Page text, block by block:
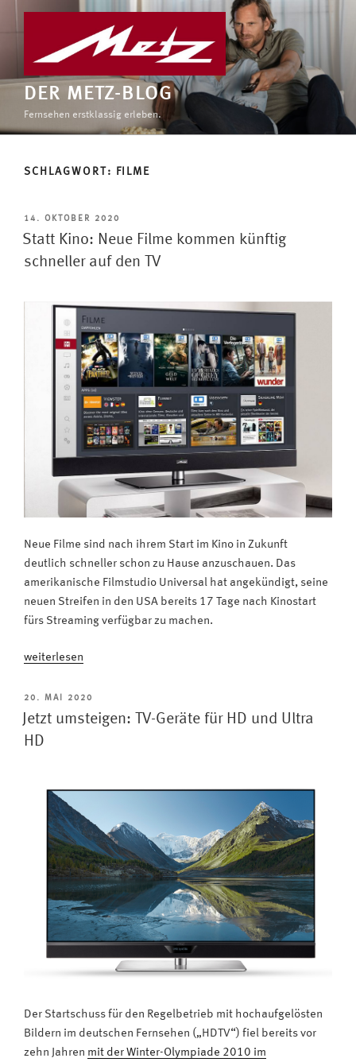
DER METZ-BLOG
Fernsehen erstklassig erleben.
SCHLAGWORT: FILME
VERÖFFENTLICHT
AM
14. OKTOBER 2020
Statt Kino: Neue Filme kommen künftig
schneller auf den TV
Neue Filme sind nach ihrem Start im Kino in Zukunft
deutlich schneller schon zu Hause anzuschauen. Das
amerikanische Filmstudio Universal hat angekündigt, seine
neuen Streifen in den USA bereits 17 Tage nach Kinostart
fürs Streaming verfügbar zu machen.
„Statt
Neue
Filme
kommen
weiterlesen
VERÖFFENTLICHT
AM
20. MAI 2020
Jetzt umsteigen: TV-Geräte für HD und Ultra
HD
Der Startschuss für den Regelbetrieb mit hochaufgelösten
Bildern im deutschen Fernsehen („HDTV“) fiel bereits vor
zehn Jahren mit der Winter-Olympiade 2010 im